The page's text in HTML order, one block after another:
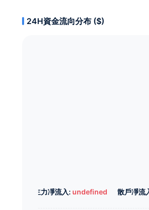
24H資金流向分布 ($)
主力凈流入: undefined 散戶凈流